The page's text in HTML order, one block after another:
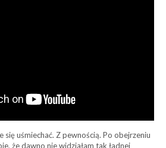
się uśmiechać. Z pewnością. Po obejrzeniu
że dawno nie widziałam tak ładnej